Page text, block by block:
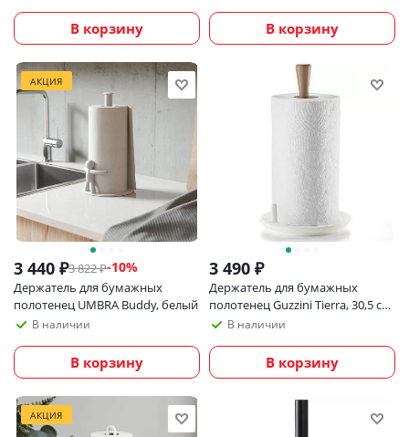
В корзину В корзину
АКЦИЯ
3 440 ₽3 822₽-10%
Держатель для бумажных
полотенец UMBRA Buddy, белый
В наличии
В корзину
3 490 ₽
Держатель для бумажных
полотенец Guzzini Tierra, 30,5 см,
молочный
В наличии
В корзину
АКЦИЯ